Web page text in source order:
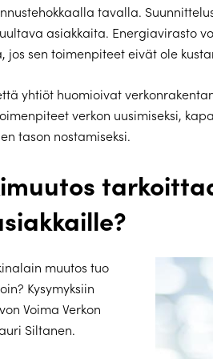
tavalla.
asiakkaita. Energiavirasto
jos sen toimenpiteet eivät ole
yhtiöt huomioivat
verkon uusimiseksi,
tason nostamiseksi.
muutos tuo
Kysymyksiin
Voima Verkon
Siltanen.